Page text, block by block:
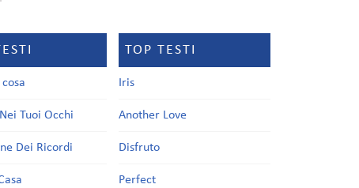
Tuoi Occhi
Dei Ricordi
TOP TESTI
Iris
Another Love
Disfruto
Perfect